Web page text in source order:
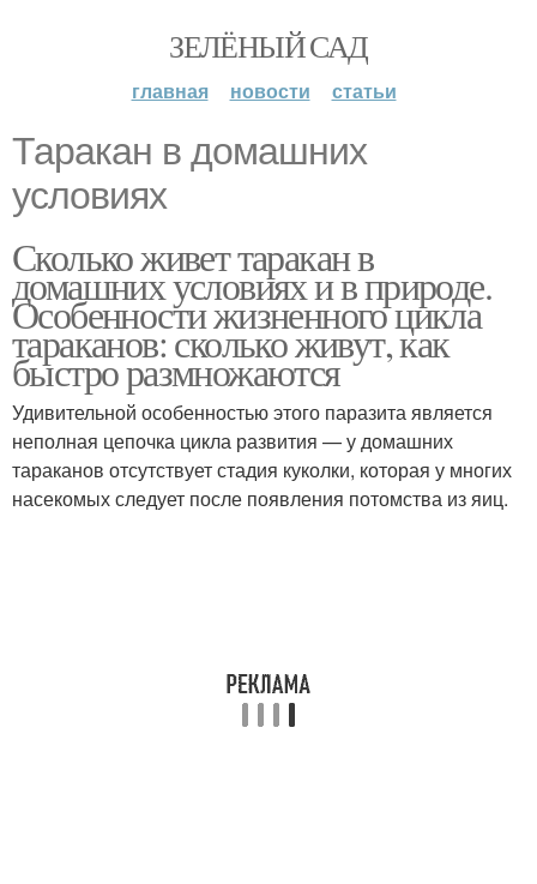
ЗЕЛЁНЫЙ САД
главная новости статьи
Таракан в домашних
условиях
Сколько живет таракан в
домашних условиях и в природе.
Особенности жизненного цикла
тараканов: сколько живут, как
быстро размножаются
Удивительной особенностью этого паразита является
неполная цепочка цикла развития — у домашних
тараканов отсутствует стадия куколки, которая у многих
насекомых следует после появления потомства из яиц.